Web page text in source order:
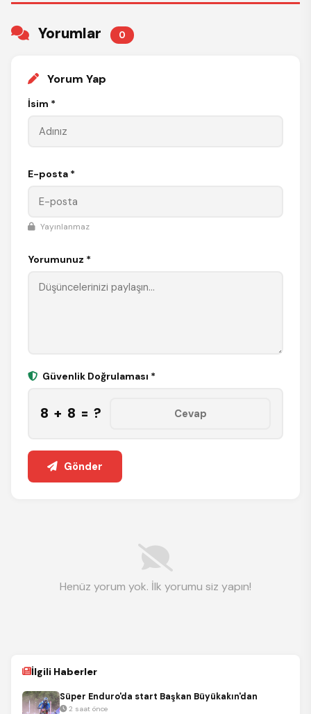
Yorumlar 0
Yorum Yap
İsim *
E-posta *
Yayınlanmaz
Yorumunuz *
Güvenlik Doğrulaması *
8 + 8 = ?
Gönder
Henüz yorum yok. İlk yorumu siz yapın!
İlgili Haberler
Süper Enduro'da start Başkan Büyükakın'dan
2 saat önce